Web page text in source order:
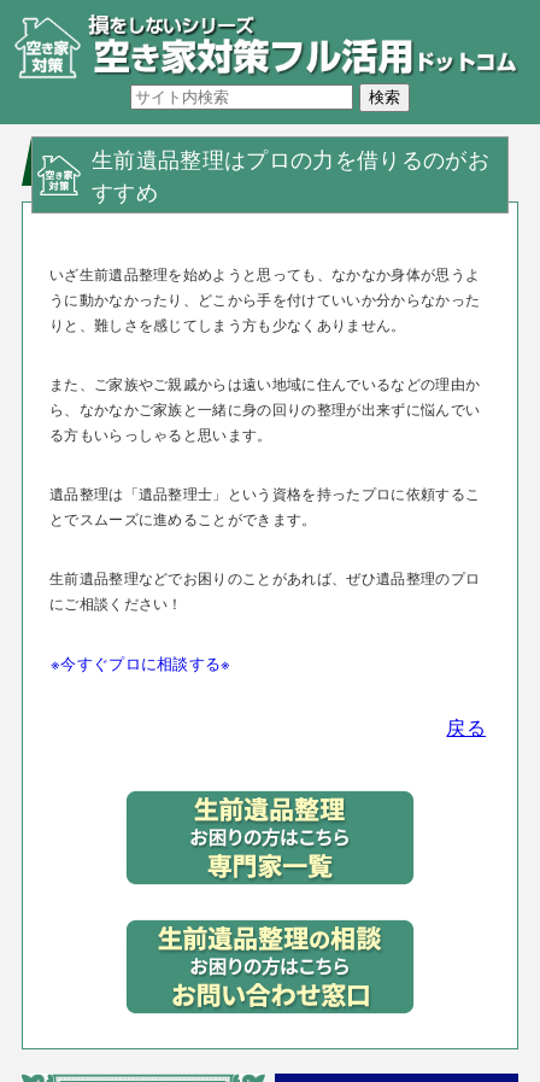
生前遺品整理はプロの力を借りるのがお
すすめ
いざ生前遺品整理を始めようと思っても、なかなか身体が思うよ
うに動かなかったり、どこから手を付けていいか分からなかった
りと、難しさを感じてしまう方も少なくありません。
また、ご家族やご親戚からは遠い地域に住んでいるなどの理由か
ら、なかなかご家族と一緒に身の回りの整理が出来ずに悩んでい
る方もいらっしゃると思います。
遺品整理は「遺品整理士」という資格を持ったプロに依頼するこ
とでスムーズに進めることができます。
生前遺品整理などでお困りのことがあれば、ぜひ遺品整理のプロ
にご相談ください！
※今すぐプロに相談する※
戻る